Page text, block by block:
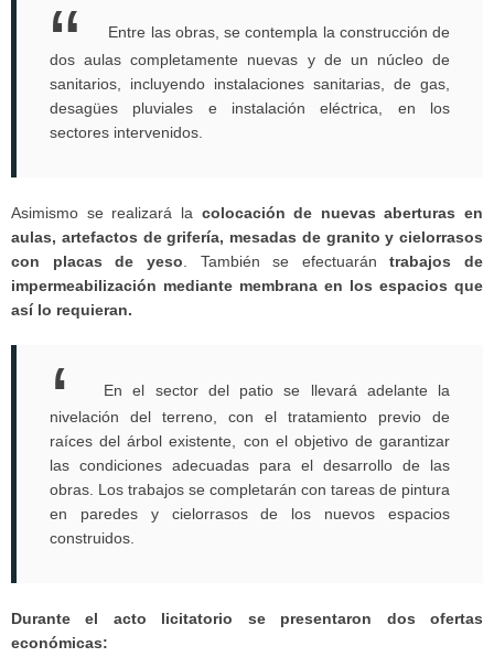
Entre las obras, se contempla la construcción de
dos aulas completamente nuevas y de un núcleo de
sanitarios, incluyendo instalaciones sanitarias, de gas,
desagües pluviales e instalación eléctrica, en los
sectores intervenidos.
Asimismo se realizará la colocación de nuevas aberturas en
aulas, artefactos de grifería, mesadas de granito y cielorrasos
con placas de yeso . También se efectuarántrabajos de
impermeabilización mediante membrana en los espacios que
así lo requieran.
En el sector del patio se llevará adelante la
nivelación del terreno, con el tratamiento previo de
raíces del árbol existente, con el objetivo de garantizar
las condiciones adecuadas para el desarrollo de las
obras. Los trabajos se completarán con tareas de pintura
en paredes y cielorrasos de los nuevos espacios
construidos.
Durante el acto licitatorio se presentaron dos ofertas
económicas: